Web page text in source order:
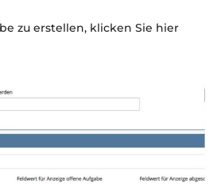
zu erstellen, klicken Sie hier